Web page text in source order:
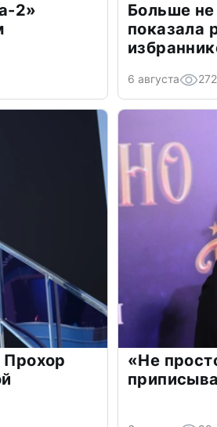
2»
Больше
показала
6 августа 272
«Не